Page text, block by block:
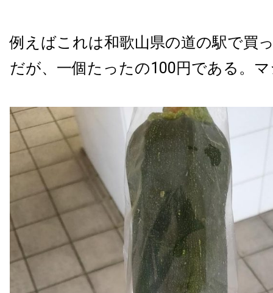
例えばこれは和歌山県の道の駅で買
だが、一個たったの100円である。